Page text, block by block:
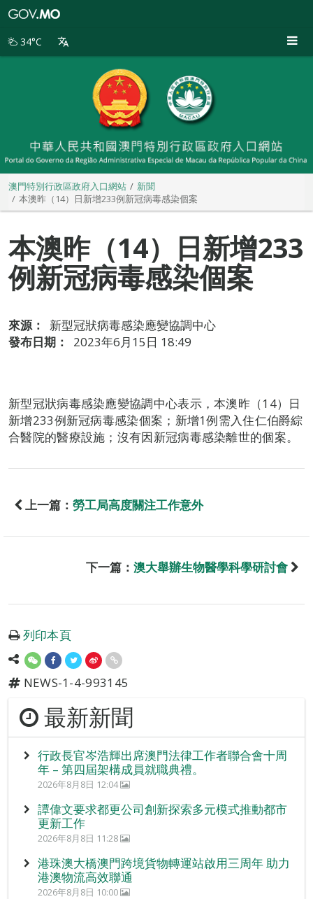
別
34°C
澳門特別行政區政府入口網站
新聞
本澳昨（14）日新增233例新冠病毒感染個案
本澳昨（14）日新增233
例新冠病毒感染個案
來源：
新型冠狀病毒感染應變協調中心
發布日期：
2023年6月15日 18:49
新型冠狀病毒感染應變協調中心表示，本澳昨（14）日
新增233例新冠病毒感染個案；新增1例需入住仁伯爵綜
合醫院的醫療設施；沒有因新冠病毒感染離世的個案。
上一篇： 勞工局高度關注工作意外
下一篇： 澳大舉辦生物醫學科學研討會
列印本頁
NEWS-1-4-993145
最新新聞
行政長官岑浩輝出席澳門法律工作者聯合會十周
年 – 第四屆架構成員就職典禮。
2026年8月8日 12:04
譚偉文要求都更公司創新探索多元模式推動都市
更新工作
2026年8月8日 11:28
港珠澳大橋澳門跨境貨物轉運站啟用三周年 助力
港澳物流高效聯通
2026年8月8日 10:00